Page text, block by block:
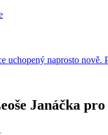
uchopený naprosto nově.
Janáčka